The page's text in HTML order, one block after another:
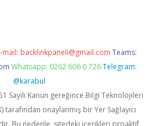
mail: backlinkpaneli@gmail.com Teams:
Whatsapp: 0262 606 0 726 Telegram:
@karabul
Sayılı Kanun gereğince Bilgi Teknolojileri
tarafından onaylanmış bir Yer Sağlayıcı
Bu nedenle, sitedeki içerikleri proaktif